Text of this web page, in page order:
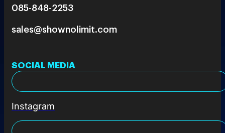
085-848-2253
sales@shownolimit.com
SOCIAL MEDIA
Instagram